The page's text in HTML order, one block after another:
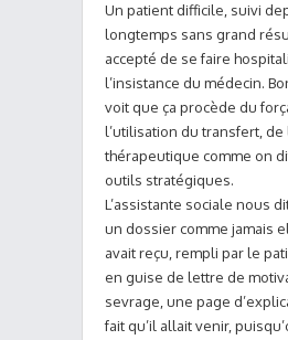
Un patient difficile, suivi
longtemps sans grand
accepté de se faire
l’insistance du médecin.
voit que ça procède du
l’utilisation du transfert,
thérapeutique comme on
outils stratégiques.
L’assistante sociale nous
un dossier comme jamais
avait reçu, rempli par le
en guise de lettre de
sevrage, une page
fait qu’il allait venir,